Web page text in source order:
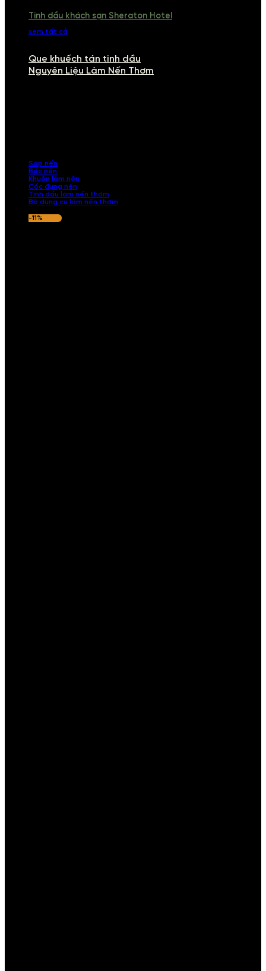
Tinh dầu khách sạn Sheraton Hotel
xem tất cả
Que khuếch tán tinh dầu
Nguyên Liệu Làm Nến Thơm
Sáp nến
Bấc nến
Khuôn làm nến
Cốc đựng nến
Tinh dầu làm nến thơm
Bộ dụng cụ làm nến thơm
-11%